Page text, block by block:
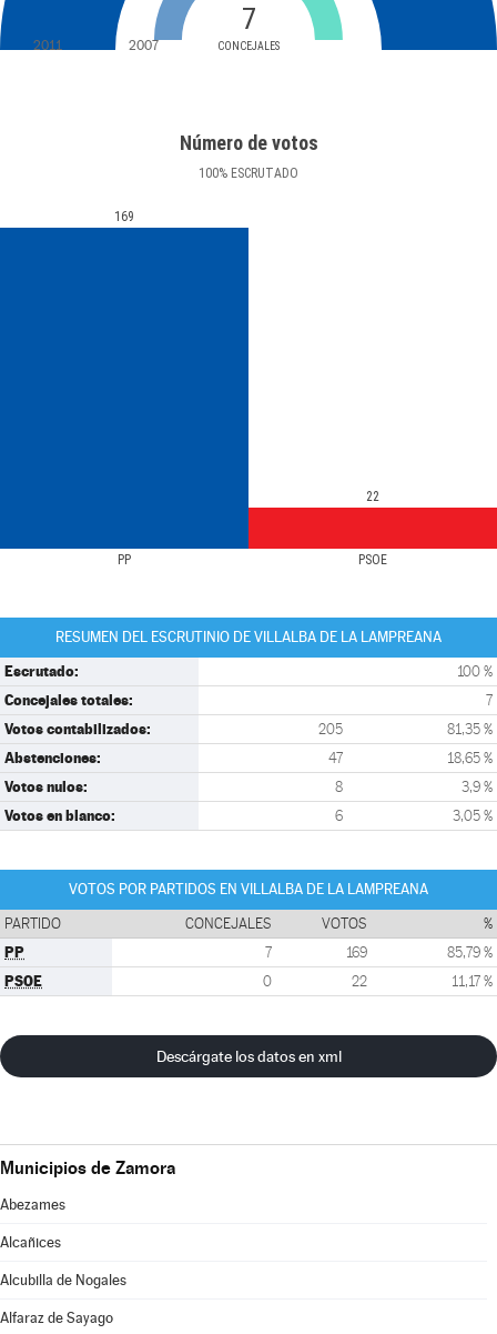
7
CONCEJALES
2011 2007
Número de votos
100% ESCRUTADO
PP PSOE
169
22
RESUMEN DEL ESCRUTINIO DE VILLALBA DE LA LAMPREANA
Escrutado: 100 %
Concejales totales: 7
Votos contabilizados: 205 81,35 %
Abstenciones: 47 18,65 %
Votos nulos: 8 3,9 %
Votos en blanco: 6 3,05 %
VOTOS POR PARTIDOS EN VILLALBA DE LA LAMPREANA
PARTIDO CONCEJALES VOTOS %
PP 7 169 85,79 %
PSOE 0 22 11,17 %
Descárgate los datos en xml
Municipios de Zamora
Abezames
Alcañices
Alcubilla de Nogales
Alfaraz de Sayago